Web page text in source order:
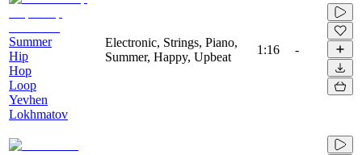
Summer
Hip
Hop
Loop
Yevhen
Lokhmatov
Electronic, Strings, Piano,
Summer, Happy, Upbeat
1:16 -